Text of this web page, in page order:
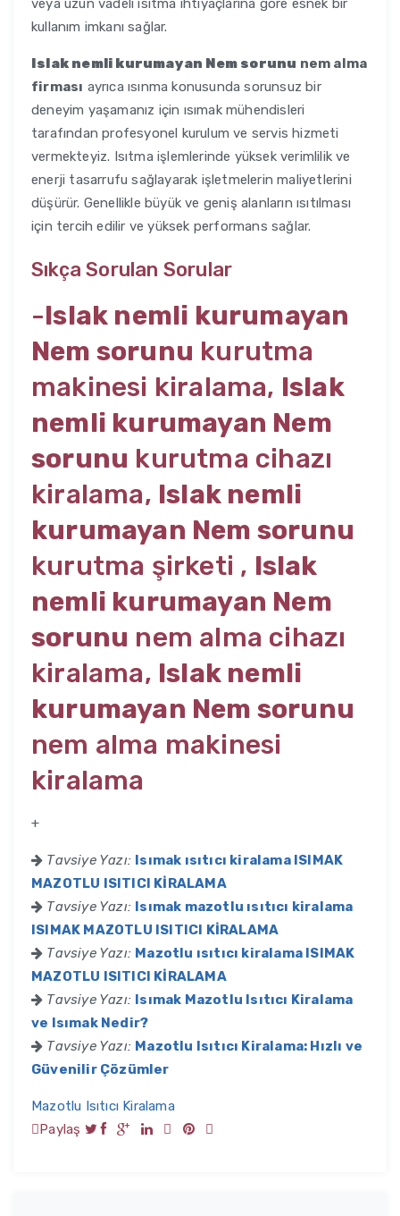
veya uzun vadeli ısıtma ihtiyaçlarına göre esnek bir
kullanım imkanı sağlar.
Islak nemli kurumayan Nem sorunu nem alma
firması ayrıca ısınma konusunda sorunsuz bir
deneyim yaşamanız için ısımak mühendisleri
tarafından profesyonel kurulum ve servis hizmeti
vermekteyiz. Isıtma işlemlerinde yüksek verimlilik ve
enerji tasarrufu sağlayarak işletmelerin maliyetlerini
düşürür. Genellikle büyük ve geniş alanların ısıtılması
için tercih edilir ve yüksek performans sağlar.
Sıkça Sorulan Sorular
-Islak nemli kurumayan
Nem sorunu kurutma
makinesi kiralama, Islak
nemli kurumayan Nem
sorunu kurutma cihazı
kiralama, Islak nemli
kurumayan Nem sorunu
kurutma şirketi , Islak
nemli kurumayan Nem
sorunu nem alma cihazı
kiralama, Islak nemli
kurumayan Nem sorunu
nem alma makinesi
kiralama
+
Tavsiye Yazı: Isımak ısıtıcı kiralama ISIMAK
MAZOTLU ISITICI KİRALAMA
Tavsiye Yazı: Isımak mazotlu ısıtıcı kiralama
ISIMAK MAZOTLU ISITICI KİRALAMA
Tavsiye Yazı: Mazotlu ısıtıcı kiralama ISIMAK
MAZOTLU ISITICI KİRALAMA
Tavsiye Yazı: Isımak Mazotlu Isıtıcı Kiralama
ve Isımak Nedir?
Tavsiye Yazı: Mazotlu Isıtıcı Kiralama: Hızlı ve
Güvenilir Çözümler
Mazotlu Isıtıcı Kiralama
Paylaş